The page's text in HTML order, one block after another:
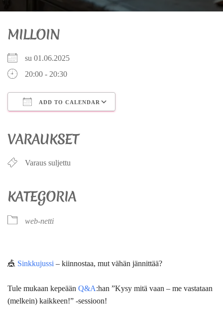
MILLOIN
su 01.06.2025
20:00 - 20:30
ADD TO CALENDAR
VARAUKSET
Varaus suljettu
KATEGORIA
web-netti
🎪 Sinkkujussi – kiinnostaa, mut vähän jännittää?
Tule mukaan kepeään Q&A:han ”Kysy mitä vaan – me vastataan
(melkein) kaikkeen!” -sessioon!